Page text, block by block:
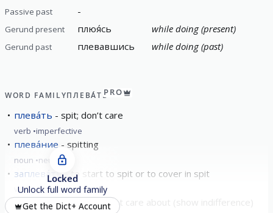
Passive past -
Gerund present плюя́сь while doing (present)
Gerund past плевавшись while doing (past)
WORD FAMILYПЛЕВА́ТЬPRO
плева́ть spit; don’t care
verb imperfective
плева́ние spitting
noun neuter
заплева́ть to start to spit or to cover in spit
verb perfective
наплева́ть "spit" to not care about (show indifference)
Locked
Unlock full word family
Get the Dict+ Account